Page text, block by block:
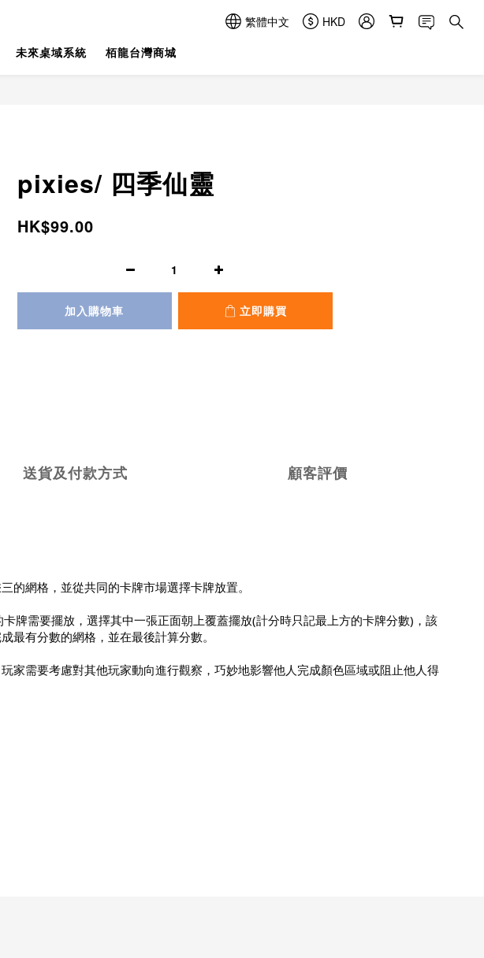
繁體中文
HKD
未來桌域系統 栢龍台灣商城
pixies/ 四季仙靈
HK$99.00
加入購物車 立即購買
送貨及付款方式 顧客評價
網格，並從共同的卡牌市場選擇卡牌放置。
牌需要擺放，選擇其中一張正面朝上覆蓋擺放(計分時只記最上方的卡牌分數)，該
最有分數的網格，並在最後計算分數。
家需要考慮對其他玩家動向進行觀察，巧妙地影響他人完成顏色區域或阻止他人得